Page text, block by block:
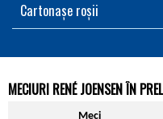
Cartonașe roșii
MECIURI RENÉ JOENSEN ÎN
Meci